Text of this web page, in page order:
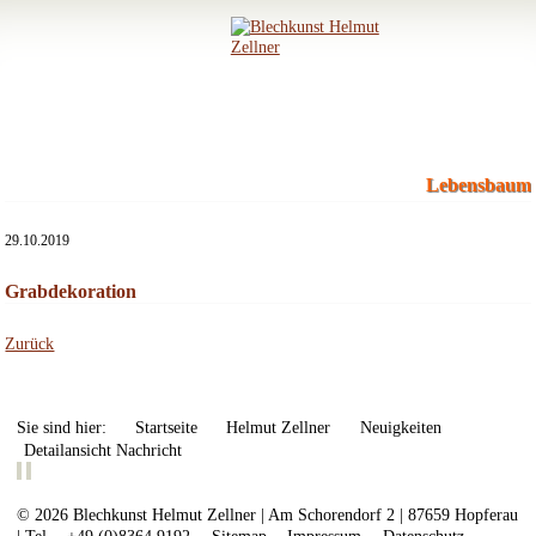
Lebensbaum
29.10.2019
Grabdekoration
Zurück
Sie sind hier: Startseite Helmut Zellner
Neuigkeiten
Detailansicht Nachricht
© 2026 Blechkunst Helmut Zellner | Am Schorendorf 2 | 87659 Hopferau